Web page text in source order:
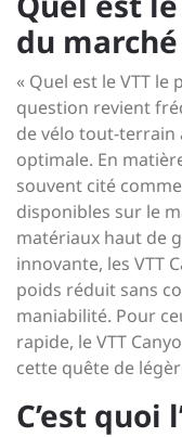
du marché
« Quel est le VTT le
question revient
de vélo tout-terrain
optimale. En
souvent cité
disponibles sur le
matériaux haut de
innovante, les VTT
poids réduit sans
maniabilité. Pour
rapide, le VTT
cette quête de
C’est quoi